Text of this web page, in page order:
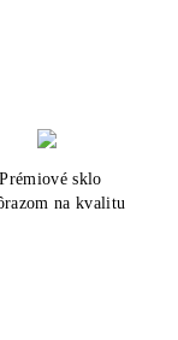
Prémiové sklo
na kvalitu